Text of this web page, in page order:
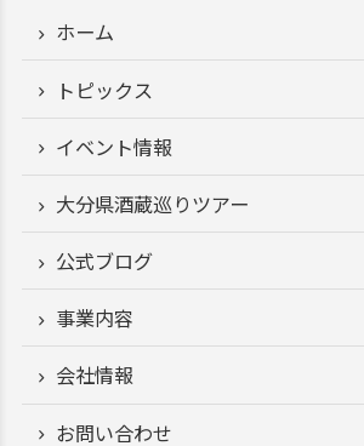
ホーム
トピックス
イベント情報
大分県酒蔵巡りツアー
公式ブログ
事業内容
会社情報
お問い合わせ